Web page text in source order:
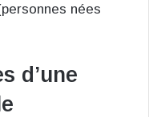
nées
d’une